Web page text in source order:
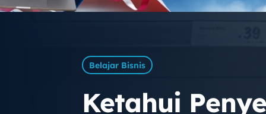
Belajar Bisnis
Ketahui